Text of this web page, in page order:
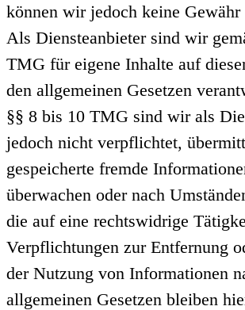
können wir jedoch keine Gewähr
Als Diensteanbieter sind wir
TMG für eigene Inhalte auf
den allgemeinen Gesetzen
§§ 8 bis 10 TMG sind wir als
jedoch nicht verpflichtet,
gespeicherte fremde
überwachen oder nach
die auf eine rechtswidrige
Verpflichtungen zur Entfernung
der Nutzung von Informationen
allgemeinen Gesetzen bleiben